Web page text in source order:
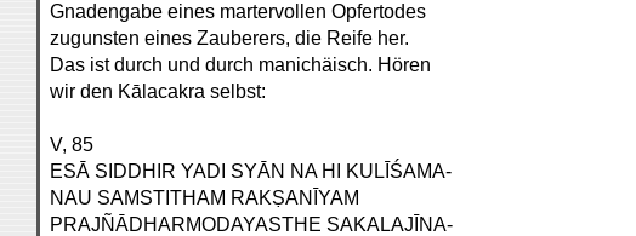
Gnadengabe eines martervollen Opfertodes
zugunsten eines Zauberers, die Reife her.
Das ist durch und durch manichäisch. Hören
wir den Kālacakra selbst:
V, 85
ESĀ SIDDHIR YADI SYĀN NA HI KULĪŚAMA-
NAU SAMSTITHAM RAKṢANĪYAM
PRAJÑĀDHARMODAYASTHE SAKALAJĪNA-